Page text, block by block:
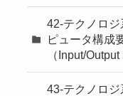
42-テクノロ
ピュータ構成
（Input/Output
43-テクノロ